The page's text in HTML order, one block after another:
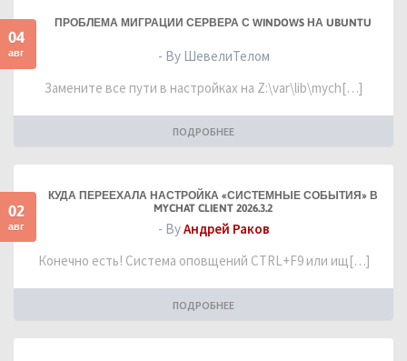
04
авг
ПРОБЛЕМА МИГРАЦИИ СЕРВЕРА С WINDOWS НА UBUNTU
- By ШевелиТелом
Замените все пути в настройках на Z:\var\lib\mych[…]
ПОДРОБНЕЕ
02
авг
КУДА ПЕРЕЕХАЛА НАСТРОЙКА «СИСТЕМНЫЕ СОБЫТИЯ» В
MYCHAT CLIENT 2026.3.2
- ByАндрей Раков
Конечно есть! Система оповщений CTRL+F9 или ищ[…]
ПОДРОБНЕЕ